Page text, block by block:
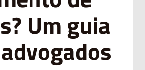
Um guia